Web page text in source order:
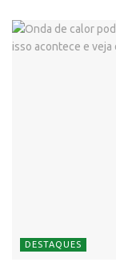
DESTAQUES